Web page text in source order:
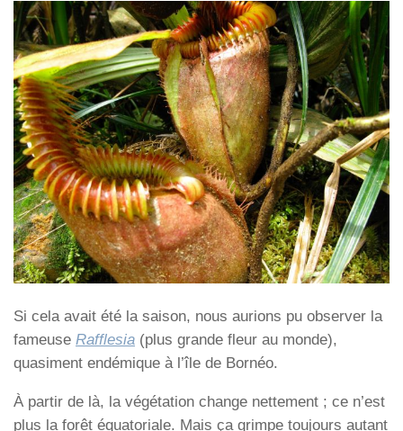
Si cela avait été la saison, nous aurions pu observer la
fameuse Rafflesia (plus grande fleur au monde),
quasiment endémique à l’île de Bornéo.
À partir de là, la végétation change nettement ; ce n’est
plus la forêt équatoriale. Mais ça grimpe toujours autant